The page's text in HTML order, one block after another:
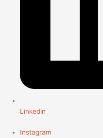
Linkedin
Instagram